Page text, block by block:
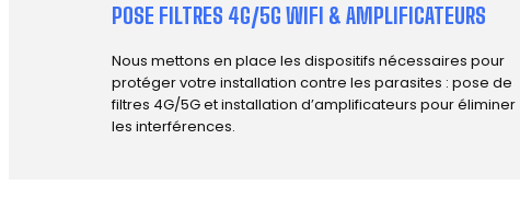
POSE FILTRES 4G/5G WIFI & AMPLIFICATEURS
Nous mettons en place les dispositifs nécessaires pour
protéger votre installation contre les parasites : pose de
filtres 4G/5G et installation d’amplificateurs pour éliminer
les interférences.